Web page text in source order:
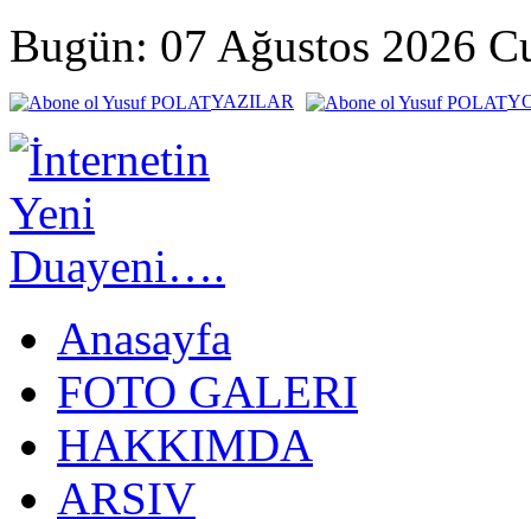
Bugün: 07 Ağustos 2026
YAZILAR
Anasayfa
FOTO GALERI
HAKKIMDA
ARSIV